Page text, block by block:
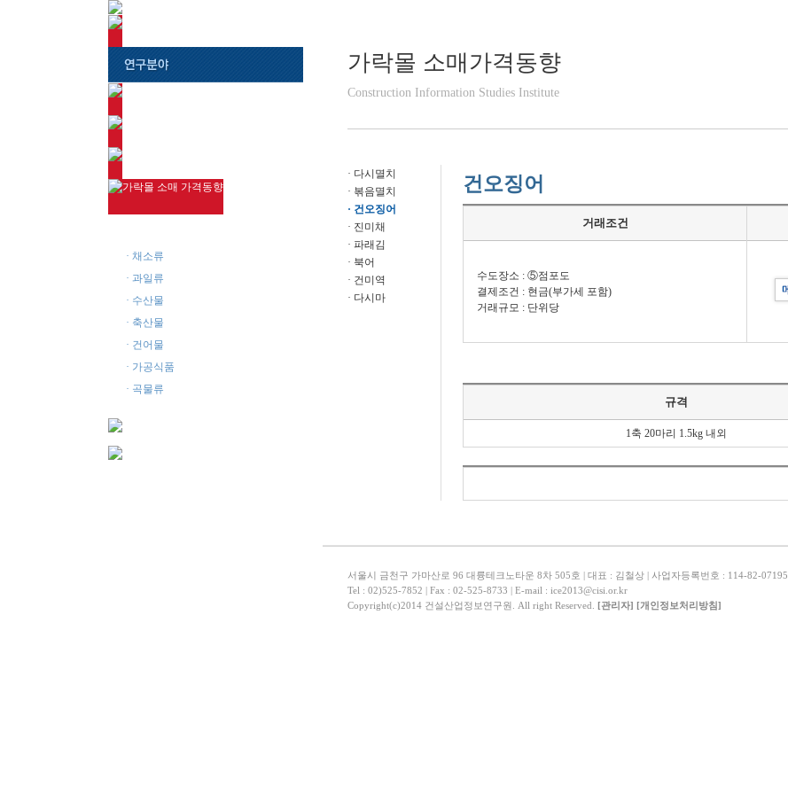
· 채소류
· 과일류
· 수산물
· 축산물
· 건어물
· 가공식품
· 곡물류
가락몰 소매가격동향
Construction Information Studies Institute
· 다시멸치
· 볶음멸치
· 건오징어
· 진미채
· 파래김
· 북어
· 건미역
· 다시마
건오징어
거래조건
수도장소 : ⑤점포도
결제조건 : 현금(부가세 포함)
거래규모 : 단위당
규격
1축 20마리 1.5kg 내외
서울시 금천구 가마산로 96 대륭테크노타운 8차 505호 | 대표 : 김철상 | 사업자등록번호 : 114-82-07195
Tel : 02)525-7852 | Fax : 02-525-8733 | E-mail : ice2013@cisi.or.kr
Copyright(c)2014 건설산업정보연구원. All right Reserved. [관리자] [개인정보처리방침]